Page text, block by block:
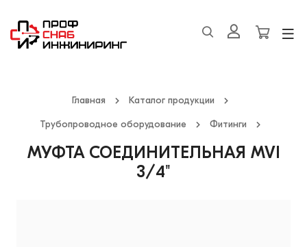
Главная Каталог продукции
Трубопроводное оборудование Фитинги
МУФТА СОЕДИНИТЕЛЬНАЯ MVI
3/4"